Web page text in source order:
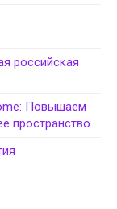
российская
Повышаем
пространство